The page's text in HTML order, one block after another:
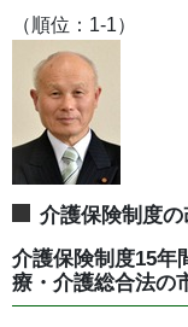
（順位：1-1）
介護保険制度
介護保険制度15年
療・介護総合法の